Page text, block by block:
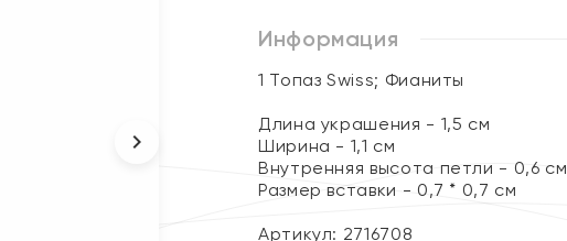
Информация
1 Топаз Swiss; Фианиты
Длина украшения - 1,5 см
Ширина - 1,1 см
Внутренняя высота петли - 0,6 см
Размер вставки - 0,7 * 0,7 см
Артикул: 2716708